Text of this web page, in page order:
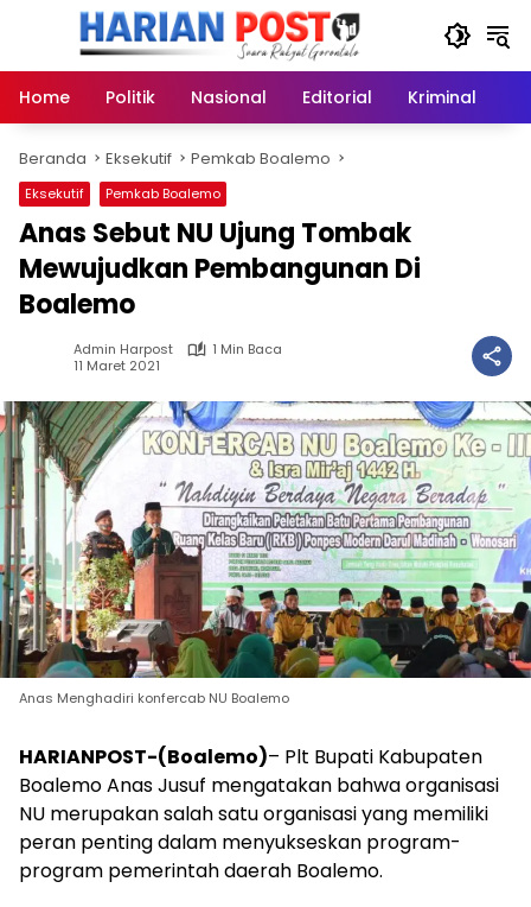
Home
Politik Nasional Editorial Kriminal
Beranda Eksekutif Pemkab Boalemo
Eksekutif Pemkab Boalemo
Anas Sebut NU Ujung Tombak
Mewujudkan Pembangunan Di
Boalemo
Admin Harpost
1 Min Baca
11 Maret 2021
Anas Menghadiri konfercab NU Boalemo
HARIANPOST-(Boalemo)– Plt Bupati Kabupaten
Boalemo Anas Jusuf mengatakan bahwa organisasi
NU merupakan salah satu organisasi yang memiliki
peran penting dalam menyukseskan program-
program pemerintah daerah Boalemo.